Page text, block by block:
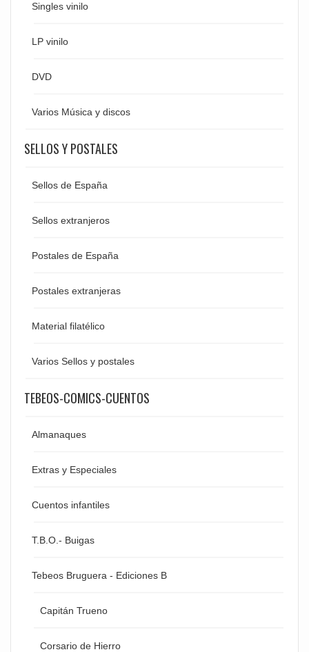
Singles vinilo
LP vinilo
DVD
Varios Música y discos
SELLOS Y POSTALES
Sellos de España
Sellos extranjeros
Postales de España
Postales extranjeras
Material filatélico
Varios Sellos y postales
TEBEOS-COMICS-CUENTOS
Almanaques
Extras y Especiales
Cuentos infantiles
T.B.O.- Buigas
Tebeos Bruguera - Ediciones B
Capitán Trueno
Corsario de Hierro